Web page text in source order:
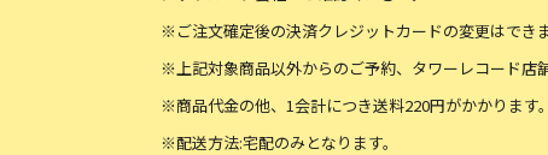
※ご注文確定後の決済クレジットカードの変更はできま
※上記対象商品以外からのご予約、タワーレコード店
※商品代金の他、1会計につき送料220円がかかります。
※配送方法:宅配のみとなります。